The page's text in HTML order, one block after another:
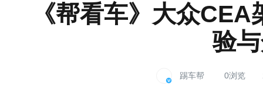
《帮看车》大众
验
踢车帮 0浏览